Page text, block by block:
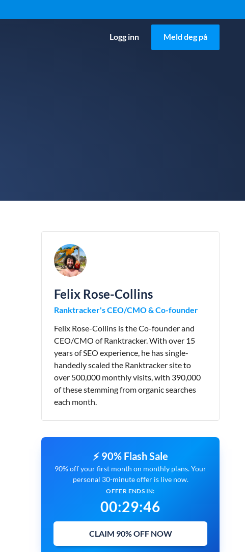
Logg inn Meld deg på
Felix Rose-Collins
Ranktracker's CEO/CMO & Co-founder
Felix Rose-Collins is the Co-founder and
CEO/CMO of Ranktracker. With over 15
years of SEO experience, he has single-
handedly scaled the Ranktracker site to
over 500,000 monthly visits, with 390,000
of these stemming from organic searches
each month.
⚡ 90% Flash Sale
90% off your first month on monthly plans. Your
personal 30-minute offer is live now.
OFFER ENDS IN:
00:29:45
CLAIM 90% OFF NOW